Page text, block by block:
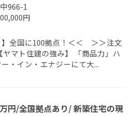
966-1
円
】全国に100拠点！＜＜ ＞＞注文
マト住建の強み】 「商品力」ハ
・イン・エナジーにて大...
円/全国拠点あり/ 新築住宅の現